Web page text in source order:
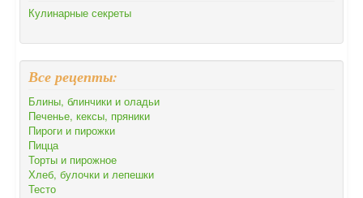
Кулинарные секреты
Все рецепты:
Блины, блинчики и оладьи
Печенье, кексы, пряники
Пироги и пирожки
Пицца
Торты и пирожное
Хлеб, булочки и лепешки
Тесто